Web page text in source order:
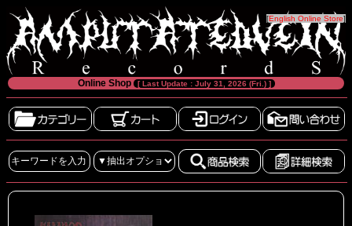
[English Online Store]
Online Shop [ Last Update : July 31, 2026 (Fri.) ]